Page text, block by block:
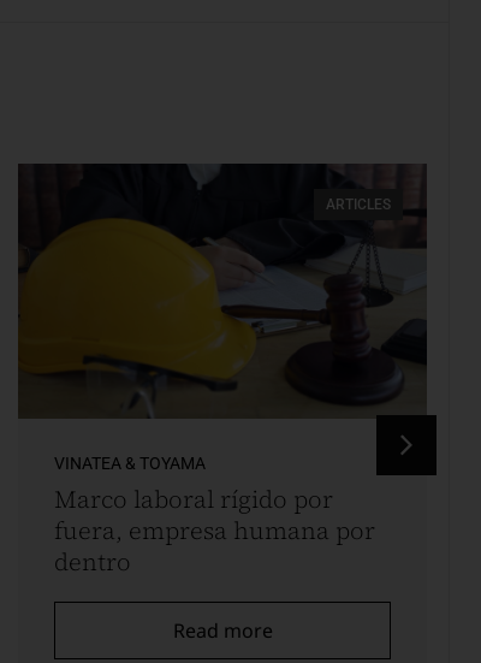
ARTICLES
VINATEA & TOYAMA
Marco laboral rígido por
fuera, empresa humana por
dentro
Read more